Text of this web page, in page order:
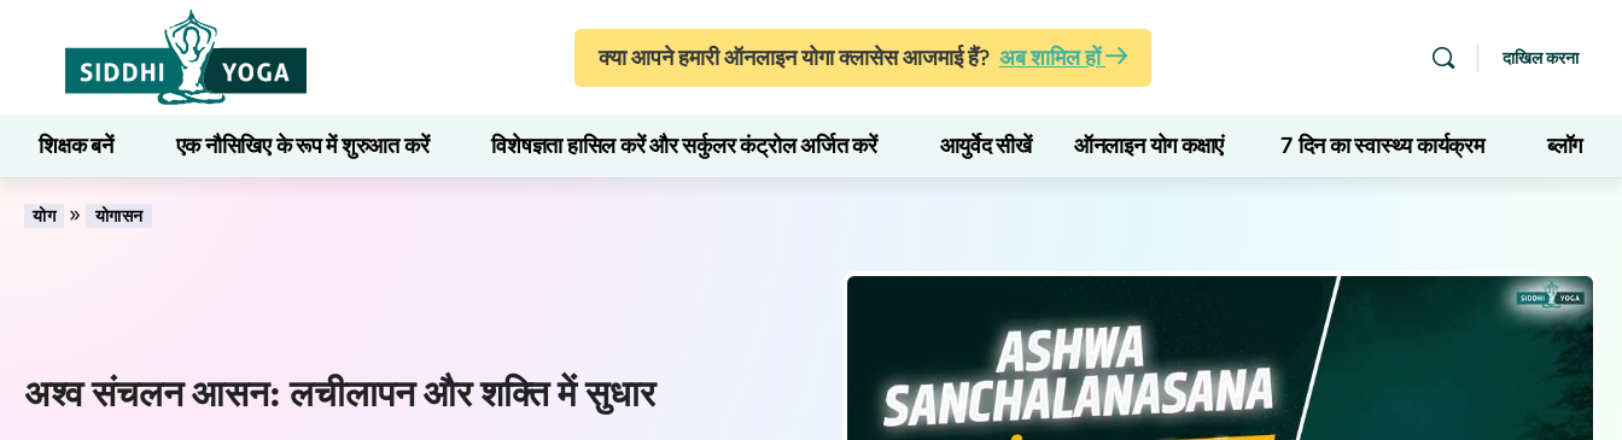
क्या आपने हमारी ऑनलाइन योगा क्लासेस आजमाई हैं? अब शामिल हों दाखिल करना
शिक्षक बनें एक नौसिखिए के रूप में शुरुआत करें विशेषज्ञता हासिल करें और सर्कुलर कंट्रोल अर्जित करें आयुर्वेद सीखें ऑनलाइन योग कक्षाएं 7 दिन का स्वास्थ्य कार्यक्रम ब्लॉग
सीखना
योग » योगासन
अश्व संचलन आसन: लचीलापन और शक्ति में सुधार